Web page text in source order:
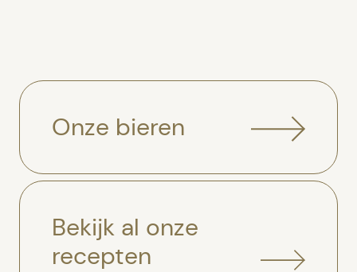
Onze bieren
Bekijk al onze
recepten